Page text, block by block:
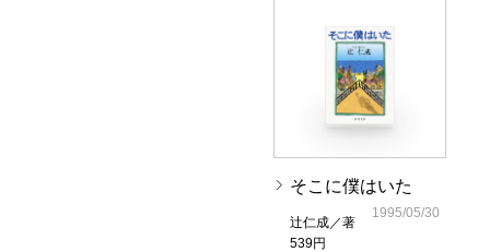
そこに僕はいた
辻仁成／著
539円
1995/05/30